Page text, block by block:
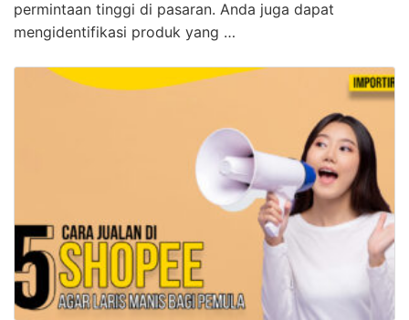
KLIK DISINI UNTUK DOWNLOAD PANDUAN AFFILIATE
MARKETING >>> Cara Jualan di Shopee yang Mudah
dan Agar Cepat Laku 1. Menentukan Produk yang Akan
Dijual Langkah pertama dalam menjual di Shopee
adalah menentukan produk apa yang akan Anda jual.
Pilih produk yang sedang tren atau memiliki
permintaan tinggi di pasaran. Anda juga dapat
mengidentifikasi produk yang …